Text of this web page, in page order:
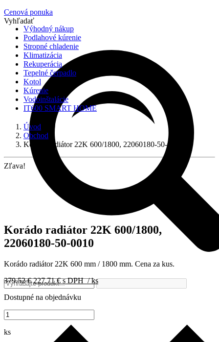
Cenová ponuka
Vyhľadať
Výhodný nákup
Podlahové kúrenie
Stropné chladenie
Klimatizácia
Rekuperácia
Tepelné čerpadlo
Kotol
Kúrenie
Vodoinštalácie
IT600 SMART HOME
Úvod
Obchod
Korádo radiátor 22K 600/1800, 22060180-50-0010
Zľava!
Korádo radiátor 22K 600/1800,
22060180-50-0010
Korádo radiátor 22K 600 mm / 1800 mm. Cena za kus.
379.52€Pôvodná
cena
bola:
227.71€Aktuálna
cena
je:
s DPH/ ks
Dostupné na objednávku
množstvo
Korádo
radiátor
ks